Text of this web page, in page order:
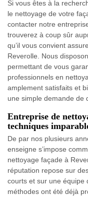
Si vous êtes à la
le nettoyage de votre
contacter notre
trouverez à coup sûr
qu’il vous convient
Reverolle. Nous
permettant de vous
professionnels en
amplement satisfaits et
une simple demande de
Entreprise de
techniques
De par nos plusieurs
enseigne s’impose
nettoyage façade à
réputation repose sur
courts et sur une équipe
méthodes ont été déjà